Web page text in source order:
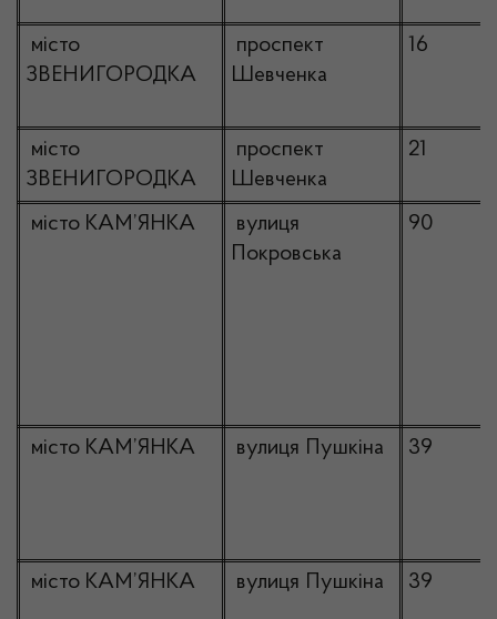
місто
ЗВЕНИГОРОДКА
проспект
Шевченка
16
місто
ЗВЕНИГОРОДКА
проспект
Шевченка
21
місто КАМ’ЯНКА
вулиця
Покровська
90
місто КАМ’ЯНКА вулиця Пушкіна 39
місто КАМ’ЯНКА вулиця Пушкіна 39